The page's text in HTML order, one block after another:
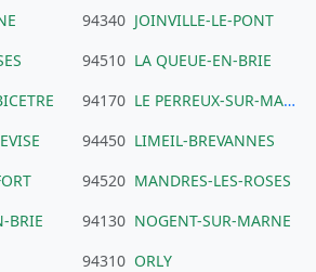
94340 JOINVILLE-LE-PONT
94510 LA QUEUE-EN-BRIE
94170 LE PERREUX-SUR-MARNE
94450 LIMEIL-BREVANNES
94520 MANDRES-LES-ROSES
BRIE 94130 NOGENT-SUR-MARNE
94310 ORLY